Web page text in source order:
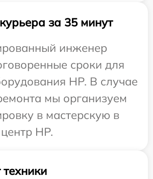
за 35 минут
инженер
сроки для
HP. В случае
мы организуем
в мастерскую в
HP.